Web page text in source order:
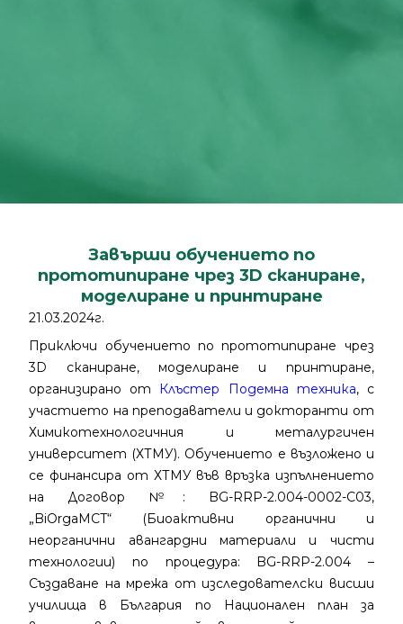
Завърши обучението по
прототипиране чрез 3D сканиране,
моделиране и принтиране
21.03.2024г.
Приключи обучението по прототипиране чрез
3D сканиране, моделиране и принтиране,
организирано от Клъстер Подемна техника, с
участието на преподаватели и докторанти от
Химикотехнологичния и металургичен
университет (ХТМУ). Обучението е възложено и
се финансира от ХТМУ във връзка изпълнението
на Договор №: BG-RRP-2.004-0002-C03,
„BiOrgaMCT“ (Биоактивни органични и
неорганични авангардни материали и чисти
технологии) по процедура: BG-RRP-2.004 –
Създаване на мрежа от изследователски висши
училища в България по Национален план за